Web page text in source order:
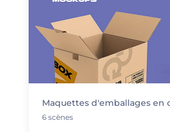
Maquettes d'emballages en
6 scènes